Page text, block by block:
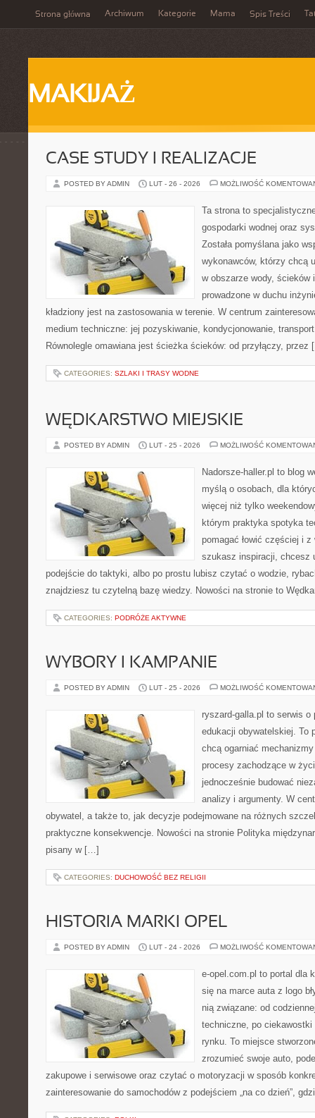
Strona główna Archiwum Kategorie Mama Spis Treści
MAKIJAŻ
CASE STUDY I REALIZACJE
POSTED BY ADMIN LUT - 26 - 2026 MOŻLIWOŚĆ
Ta strona to
gospodarki wodnej oraz
Została pomyślana jako
wykonawców, którzy chcą
w obszarze wody, ścieków
prowadzone w duchu
kładziony jest na zastosowania w terenie. W centrum
medium techniczne: jej pozyskiwanie, kondycjonowanie,
Równolegle omawiana jest ścieżka ścieków: od przyłączy,
CATEGORIES: SZLAKI I TRASY WODNE
WĘDKARSTWO MIEJSKIE
POSTED BY ADMIN LUT - 25 - 2026 MOŻLIWOŚĆ
Nadorsze-haller.pl to blog
myślą o osobach, dla
więcej niż tylko
którym praktyka spotyka
pomagać łowić częściej i
szukasz inspiracji, chcesz
podejście do taktyki, albo po prostu lubisz czytać o wodzie,
znajdziesz tu czytelną bazę wiedzy. Nowości na stronie to
CATEGORIES: PODRÓŻE AKTYWNE
WYBORY I KAMPANIE
POSTED BY ADMIN LUT - 25 - 2026 MOŻLIWOŚĆ
ryszard-galla.pl to serwis
edukacji obywatelskiej. To
chcą ogarniać
procesy zachodzące w
jednocześnie budować
analizy i argumenty. W
obywatel, a także to, jak decyzje podejmowane na różnych
praktyczne konsekwencje. Nowości na stronie Polityka
pisany w […]
CATEGORIES: DUCHOWOŚĆ BEZ RELIGII
HISTORIA MARKI OPEL
POSTED BY ADMIN LUT - 24 - 2026 MOŻLIWOŚĆ
e-opel.com.pl to portal dla
się na marce auta z logo
nią związane: od
techniczne, po
rynku. To miejsce
zrozumieć swoje auto,
zakupowe i serwisowe oraz czytać o motoryzacji w sposób
zainteresowanie do samochodów z podejściem „na co dzień”,